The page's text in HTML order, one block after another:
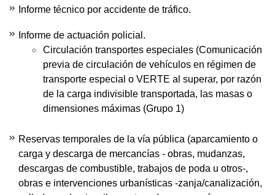
Informe técnico por accidente de tráfico.
Informe de actuación policial.
Circulación transportes especiales (Comunicación
previa de circulación de vehículos en régimen de
transporte especial o VERTE al superar, por razón
de la carga indivisible transportada, las masas o
dimensiones máximas (Grupo 1)
Reservas temporales de la vía pública (aparcamiento o
carga y descarga de mercancías - obras, mudanzas,
descargas de combustible, trabajos de poda u otros-,
obras e intervenciones urbanísticas -zanja/canalización,